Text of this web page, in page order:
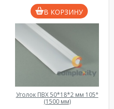
В КОРЗИНУ
Уголок ПВХ 50*18*2 мм 105°
(1500 мм)